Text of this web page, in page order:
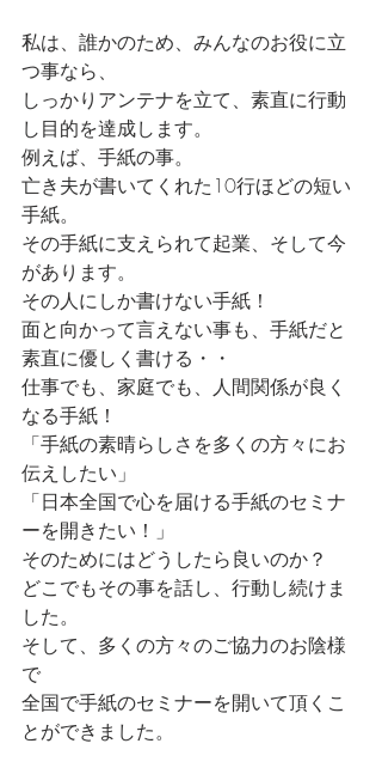
私は、誰かのため、みんなのお役に立
つ事なら、
しっかりアンテナを立て、素直に行動
し目的を達成します。
例えば、手紙の事。
亡き夫が書いてくれた10行ほどの短い
手紙。
その手紙に支えられて起業、そして今
があります。
その人にしか書けない手紙！
面と向かって言えない事も、手紙だと
素直に優しく書ける・・
仕事でも、家庭でも、人間関係が良く
なる手紙！
「手紙の素晴らしさを多くの方々にお
伝えしたい」
「日本全国で心を届ける手紙のセミナ
ーを開きたい！」
そのためにはどうしたら良いのか？
どこでもその事を話し、行動し続けま
した。
そして、多くの方々のご協力のお陰様
で
全国で手紙のセミナーを開いて頂くこ
とができました。